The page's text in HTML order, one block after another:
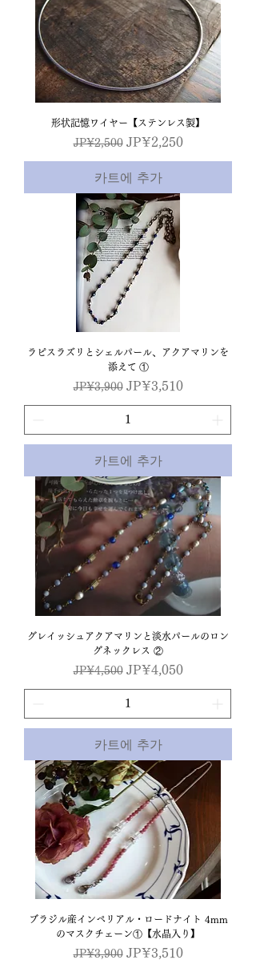
形状記憶ワイヤー【ステンレス製】
일반가
JP¥2,500 할인가
JP¥2,250
카트에 추가
ラピスラズリとシェルパール、アクアマリンを
添えて ①
일반가
JP¥3,900 할인가
JP¥3,510
카트에 추가
グレイッシュアクアマリンと淡水パールのロン
グネックレス ②
일반가
JP¥4,500 할인가
JP¥4,050
카트에 추가
ブラジル産インペリアル・ロードナイト 4mm
のマスクチェーン①【水晶入り】
일반가
JP¥3,900 할인가
JP¥3,510